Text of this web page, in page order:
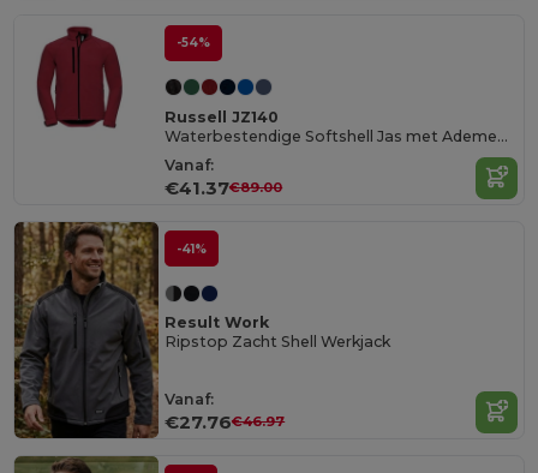
-54%
Russell JZ140
Waterbestendige Softshell Jas met Ademend Membraan
Vanaf:
€41.37€89.00
-41%
Result Work
Ripstop Zacht Shell Werkjack
Vanaf:
€27.76€46.97